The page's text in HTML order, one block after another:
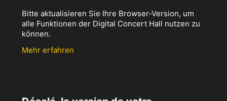
Bitte aktualisieren Sie Ihre Browser-Version, um
alle Funktionen der Digital Concert Hall nutzen zu
können.
Mehr erfahren